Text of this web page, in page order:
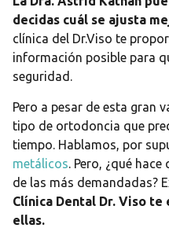
decidas cuál se ajusta
clínica del Dr.Viso te
información posible para
seguridad.
Pero a pesar de esta gran
tipo de ortodoncia que
tiempo. Hablamos, por
metálicos . Pero, ¿qué
de las más demandadas?
Clínica Dental Dr. Viso te
ellas.